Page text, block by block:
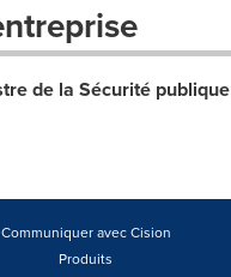
de la Sécurité publique
Communiquer avec Cision
Produits